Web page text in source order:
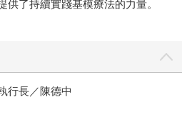
了持續實踐基模療法的力量。
行長／陳德中